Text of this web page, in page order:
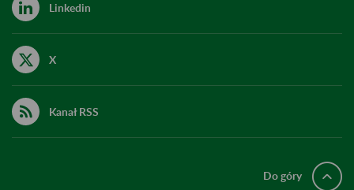
Linkedin
X
Kanał RSS
Do góry